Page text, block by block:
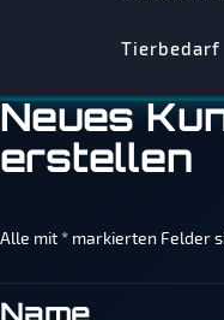
Tierbedarf
Neues
erstellen
Alle mit * markierten Felder